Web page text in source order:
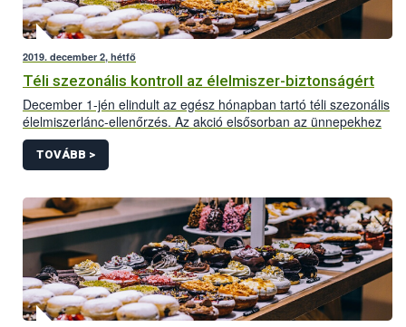
2019. december 2, hétfő
Téli szezonális kontroll az élelmiszer-biztonságért
December 1-jén elindult az egész hónapban tartó téli szezonális
élelmiszerlánc-ellenőrzés. Az akció elsősorban az ünnepekhez
kötődő termékekre, valamint az ünnepi időszakban kiemelt
forgalmat bonyolító vállalkozásokra összpontosít.
TOVÁBB >